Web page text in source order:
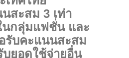
สะสม 3 เท่า
นกลุ่มแฟชั่น และ
รับคะแนนสะสม
บยอดใช้จ่ายอื่น